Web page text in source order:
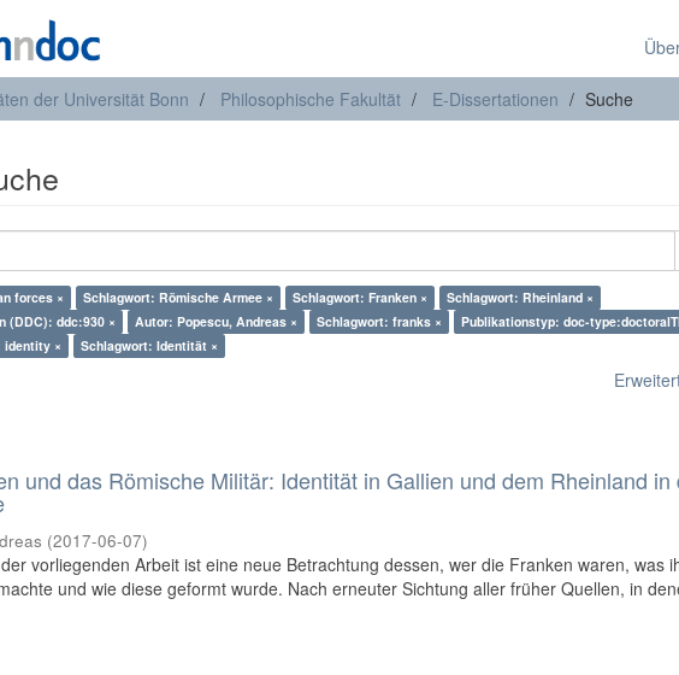
der Universität Bonn Philosophische Fakultät E-Dissertationen Suche
forces × Schlagwort: Römische Armee × Schlagwort: Franken ×
Schlagwort: Rheinland ×
(DDC): ddc:930 × Autor: Popescu, Andreas × Schlagwort: franks ×
Publikationstyp: doc-
identity × Schlagwort: Identität ×
und das Römische Militär: Identität in Gallien und dem Rheinland in
(2017-06-07)
vorliegenden Arbeit ist eine neue Betrachtung dessen, wer die Franken waren, was
und wie diese geformt wurde. Nach erneuter Sichtung aller früher Quellen, in